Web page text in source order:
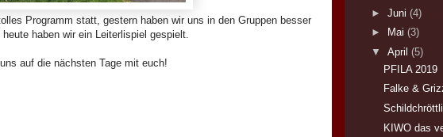
Programm statt, gestern haben wir uns in den Gruppen besser
haben wir ein Leiterlispiel gespielt.
auf die nächsten Tage mit euch!
► Juni (4)
►
Mai (3)
▼ April (5)
PFILA 2019
Falke &
KIWO das